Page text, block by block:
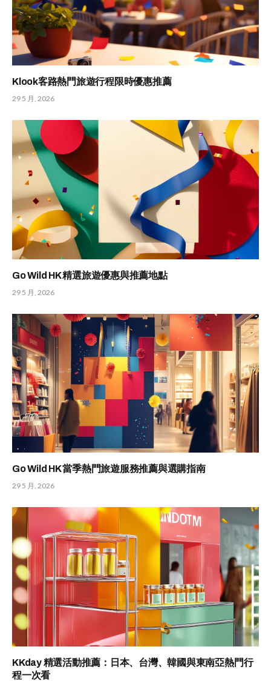
Klook客路熱門旅遊行程限時優惠推薦
29 5 月, 2026
Go Wild HK 精選旅遊優惠與推薦地點
29 5 月, 2026
Go Wild HK 當季熱門旅遊服務推薦與選購指南
29 5 月, 2026
KKday 精選活動推薦：日本、台灣、韓國與東南亞熱門行
程一次看